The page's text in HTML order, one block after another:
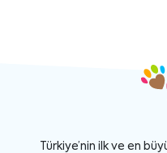
Türkiye’nin ilk ve en